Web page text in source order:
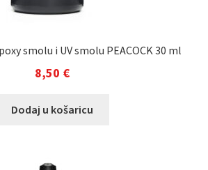
smolu i UV smolu PEACOCK 30 ml
8,50 €
Dodaj u košaricu